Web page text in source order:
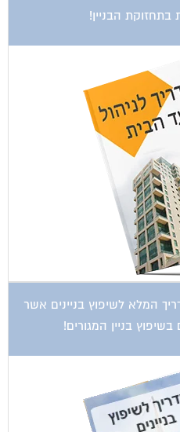
בתחזוקת הבניין!
המלא לשיפוץ בניינים אשר
בניין המגורים!